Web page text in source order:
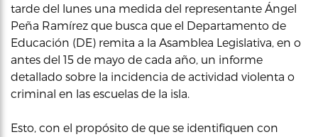
tarde del lunes una medida del representante Ángel
Peña Ramírez que busca que el Departamento de
Educación (DE) remita a la Asamblea Legislativa, en o
antes del 15 de mayo de cada año, un informe
detallado sobre la incidencia de actividad violenta o
criminal en las escuelas de la isla.
Esto, con el propósito de que se identifiquen con